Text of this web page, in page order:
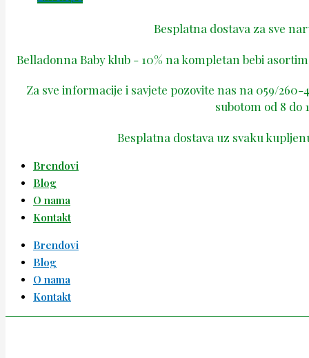
Besplatna dostava za sve
Belladonna Baby klub - 10% na kompletan bebi
Za sve informacije i savjete pozovite nas na 059/
subotom od 8 do
Besplatna dostava uz svaku
Brendovi
Blog
O nama
Kontakt
Brendovi
Blog
O nama
Kontakt